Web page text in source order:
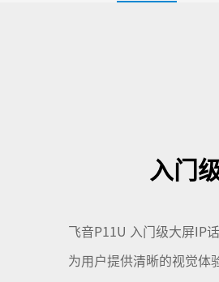
入门
飞音P11U 入门级大屏IP
为用户提供清晰的视觉体